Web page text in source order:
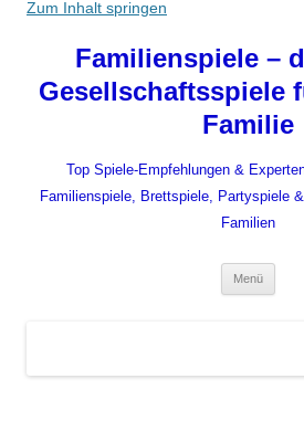
Zum Inhalt springen
Familienspiele –
Gesellschaftsspiele
Familie
Top Spiele-Empfehlungen &
Familienspiele, Brettspiele, Partyspiele
Familien
Menü